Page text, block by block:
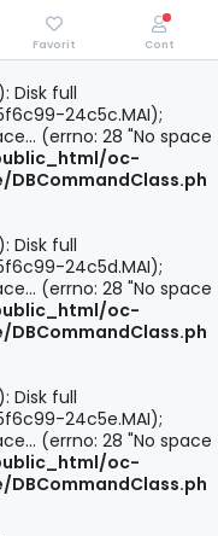
Disk full
24c5c.MAI);
(errno: 28 "No space
oc-
Disk full
24c5d.MAI);
(errno: 28 "No space
oc-
Disk full
24c5e.MAI);
(errno: 28 "No space
oc-
Favorit Cont